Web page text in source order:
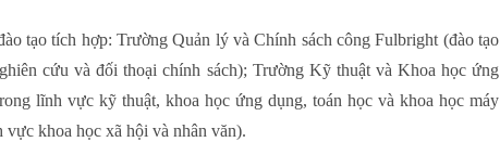
tạo tích hợp: Trường Quản lý và Chính sách công Fulbright (đào tạo
cứu và đối thoại chính sách); Trường Kỹ thuật và Khoa học ứng
lĩnh vực kỹ thuật, khoa học ứng dụng, toán học và khoa học máy
khoa học xã hội và nhân văn).